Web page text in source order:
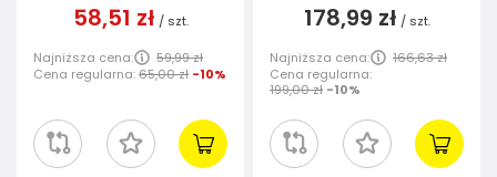
58,51 zł / szt.
Najniższa cena:
59,99 zł
Cena regularna:65,00 zł -10%
178,99 zł / szt.
Najniższa cena:
166,63 zł
Cena regularna:
199,00 zł -10%